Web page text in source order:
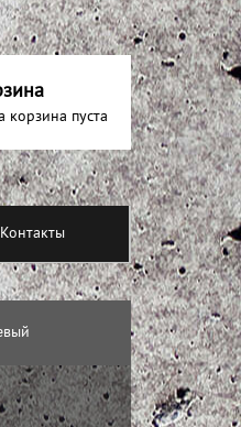
корзина пуста
Контакты